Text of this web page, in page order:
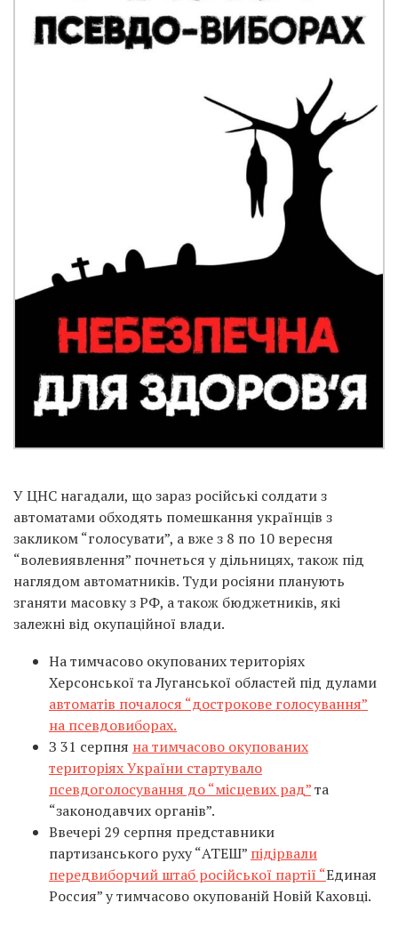
У ЦНС нагадали, що зараз російські солдати з
автоматами обходять помешкання українців з
закликом “голосувати”, а вже з 8 по 10 вересня
“волевиявлення” почнеться у дільницях, також під
наглядом автоматників. Туди росіяни планують
зганяти масовку з РФ, а також бюджетників, які
залежні від окупаційної влади.
На тимчасово окупованих територіях
Херсонської та Луганської областей під дулами
автоматів почалося “дострокове голосування”
на псевдовиборах.
З 31 серпня на тимчасово окупованих
територіях України стартувало
псевдоголосування до “місцевих рад”та
“законодавчих органів”.
Ввечері 29 серпня представники
партизанського руху “АТЕШ” підірвали
передвиборчий штаб російської партії “Единая
Россия” у тимчасово окупованій Новій Каховці.